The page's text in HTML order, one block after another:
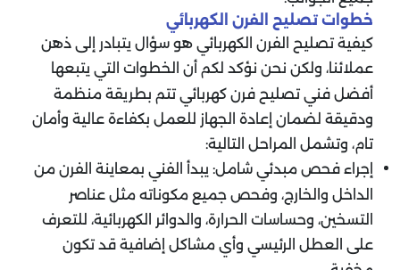
خطوات تصليح الفرن الكهربائي
كيفية تصليح الفرن الكهربائي هو سؤال يتبادر إلى ذهن
عملائنا، ولكن نحن نؤكد لكم أن الخطوات التي يتبعها
أفضل فني تصليح فرن كهربائي تتم بطريقة منظمة
ودقيقة لضمان إعادة الجهاز للعمل بكفاءة عالية وأمان
تام، وتشمل المراحل التالية:
إجراء فحص مبدئي شامل: يبدأ الفني بمعاينة الفرن من
الداخل والخارج، وفحص جميع مكوناته مثل عناصر
التسخين، وحساسات الحرارة، والدوائر الكهربائية، للتعرف
على العطل الرئيسي وأي مشاكل إضافية قد تكون